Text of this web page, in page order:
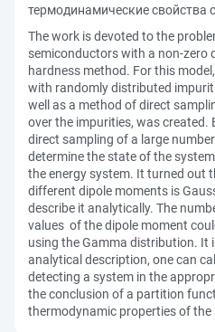
термодинамические свойства
The work is devoted to the
semiconductors with a non-zero
hardness method. For this
with randomly distributed
well as a method of direct
over the impurities, was created.
direct sampling of a large
determine the state of the
the energy system. It turned out
different dipole moments is
describe it analytically. The
values of the dipole moment
using the Gamma distribution. It
analytical description, one can
detecting a system in the
the conclusion of a partition
thermodynamic properties of the